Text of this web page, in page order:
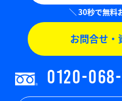
お問合せ・
0120-